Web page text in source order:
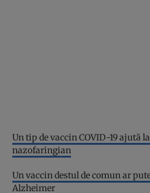
Un tip de vaccin COVID-19 ajută
nazofaringian
Un vaccin destul de comun ar
Alzheimer